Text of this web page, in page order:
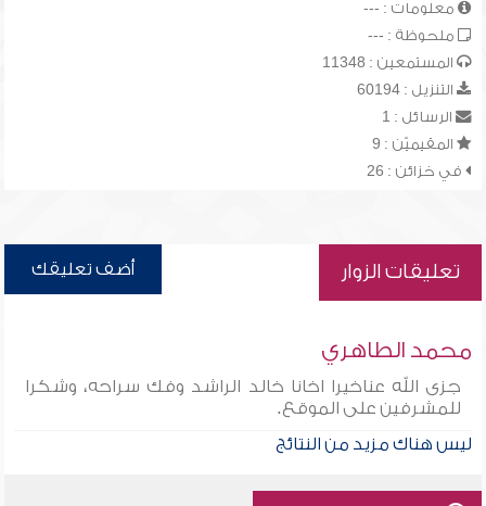
معلومات : ---
ملحوظة : ---
المستمعين : 11348
التنزيل : 60194
الرسائل : 1
المقيميّن : 9
في خزائن : 26
تعليقات الزوار أضف تعليقك
محمد الطاهري
جزى الله عناخيرا اخانا خالد الراشد وفك سراحه، وشكرا
للمشرفين على الموقع.
ليس هناك مزيد من النتائج